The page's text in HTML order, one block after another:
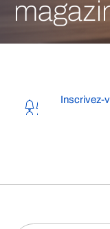
Inscrivez-